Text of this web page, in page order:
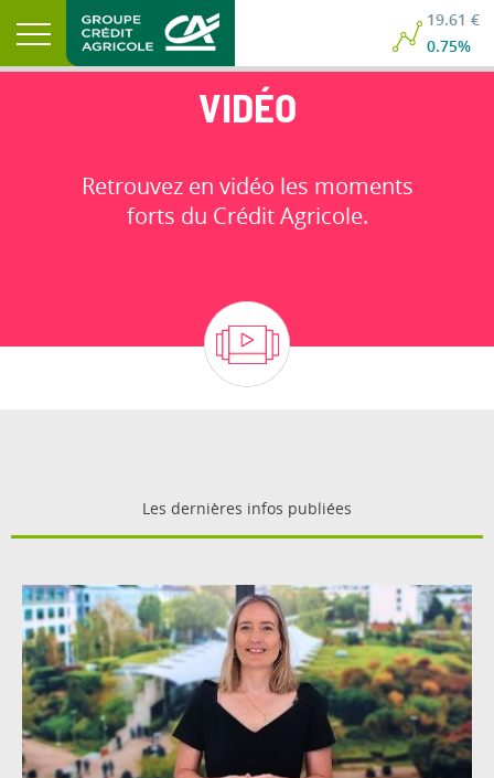
19.61 €
0.75%
VIDÉO
Retrouvez en vidéo les moments
forts du Crédit Agricole.
Les dernières infos publiées